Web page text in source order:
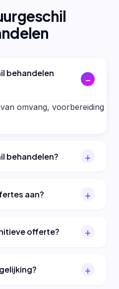
behandelen
omvang, voorbereiding
behandelen?
aan?
offerte?